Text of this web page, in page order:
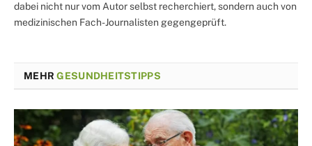
dabei nicht nur vom Autor selbst recherchiert, sondern auch von
medizinischen Fach-Journalisten gegengeprüft.
MEHRGESUNDHEITSTIPPS